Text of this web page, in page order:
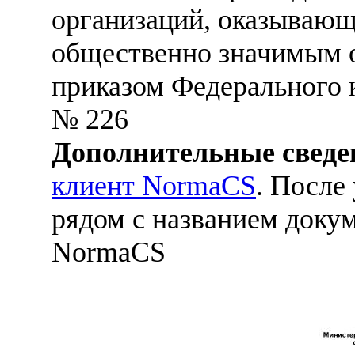
организаций,
общественно значимым
приказом Федерального
№ 226
Дополнительные
клиент NormaCS. После
рядом с названием
NormaCS